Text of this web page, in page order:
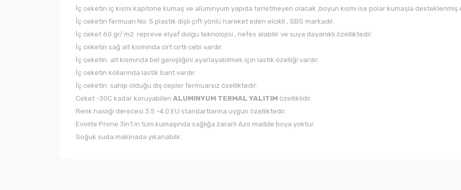
İç ceketin iç kısmı kapitone kumaş ve alüminyum yapıda terletmeyen olacak ,boyun kısmı ise polar kumaşla desteklenmiş
İç ceketin fermuarı No: 5 plastik dişli çift yönlü hareket eden elcikli , SBS markadır.
İç ceket 60 gr/ m2 repreve elyaf dolgu teknolojisi , nefes alabilir ve suya dayanıklı özelliktedir.
İç ceketin sağ alt kısmında cırt cırtlı cebi vardır.
İç ceketin alt kısmında bel genişliğini ayarlayabilmek için lastik özelliği vardır.
İç ceketin kollarında lastik bant vardır.
İç ceketin sahip olduğu dış cepler fermuarsız özelliktedir.
Ceket -30C kadar koruyabilen ALUMINYUM TERMAL YALITIM özelliklidir.
Renk haslığı derecesi 3.5 -4.0 EU standartlarına uygun özelliktedir.
Evolite Prone 3in1 in tüm kumaşında sağlığa zararlı Azo madde boya yoktur.
Soğuk suda makinada yıkanabilir.